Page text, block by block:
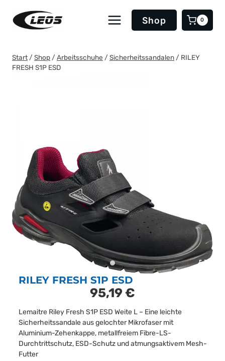
Inhalt
springen
Shop 0
Start / Shop / Arbeitsschuhe / Sicherheitssandalen / RILEY
FRESH S1P ESD
RILEY FRESH S1P ESD
95,19€
Lemaitre Riley Fresh S1P ESD Weite L – Eine leichte
Sicherheitssandale aus gelochter Mikrofaser mit
Aluminium-Zehenkappe, metallfreiem Fibre-LS-
Durchtrittschutz, ESD-Schutz und atmungsaktivem Mesh-
Futter